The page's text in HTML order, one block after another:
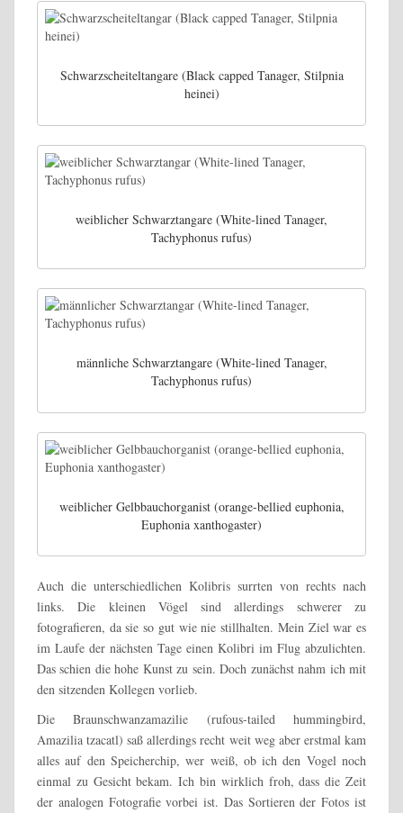
Schwarzscheiteltangare (Black capped Tanager, Stilpnia
heinei)
weiblicher Schwarztangare (White-lined Tanager,
Tachyphonus rufus)
männliche Schwarztangare (White-lined Tanager,
Tachyphonus rufus)
weiblicher Gelbbauchorganist (orange-bellied euphonia,
Euphonia xanthogaster)
Auch die unterschiedlichen Kolibris surrten von rechts nach
links. Die kleinen Vögel sind allerdings schwerer zu
fotografieren, da sie so gut wie nie stillhalten. Mein Ziel war es
im Laufe der nächsten Tage einen Kolibri im Flug abzulichten.
Das schien die hohe Kunst zu sein. Doch zunächst nahm ich mit
den sitzenden Kollegen vorlieb.
Die Braunschwanzamazilie (rufous-tailed hummingbird,
Amazilia tzacatl) saß allerdings recht weit weg aber erstmal kam
alles auf den Speicherchip, wer weiß, ob ich den Vogel noch
einmal zu Gesicht bekam. Ich bin wirklich froh, dass die Zeit
der analogen Fotografie vorbei ist. Das Sortieren der Fotos ist